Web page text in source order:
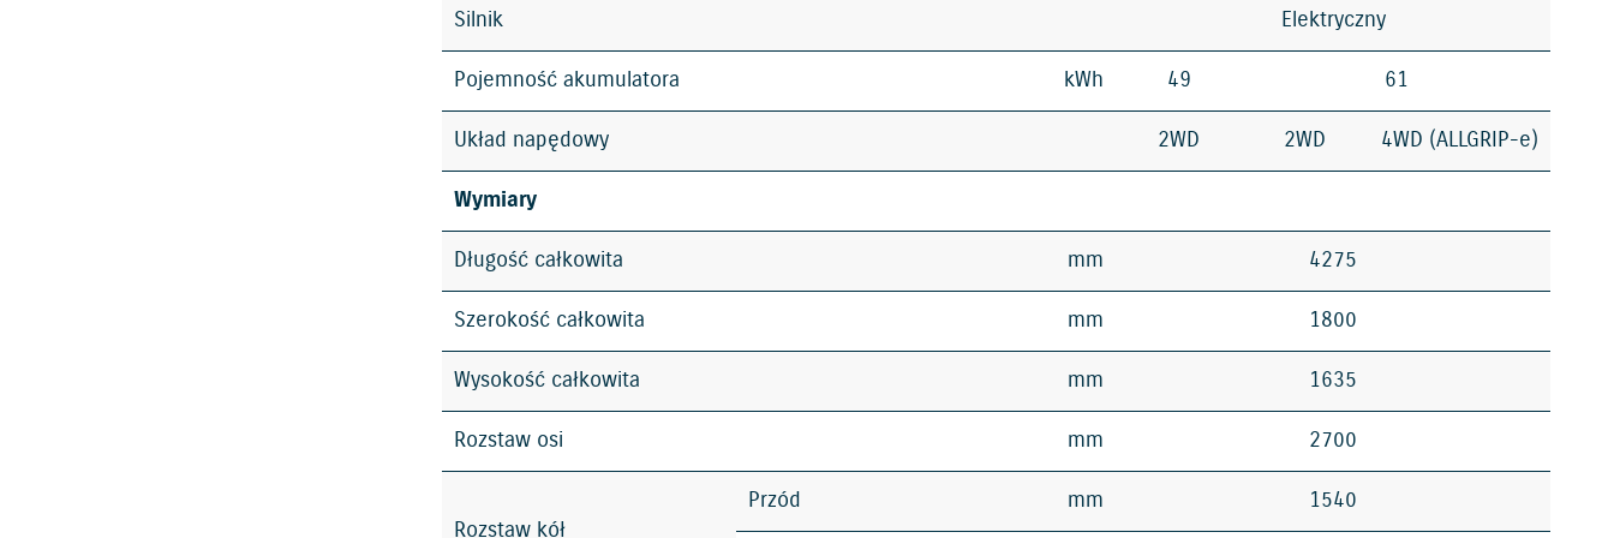
Silnik Elektryczny
Pojemność akumulatora kWh 49 61
Układ napędowy 2WD 2WD 4WD (ALLGRIP-e)
Wymiary
Długość całkowita mm 4275
Szerokość całkowita mm 1800
Wysokość całkowita mm 1635
Rozstaw osi mm 2700
Rozstaw kół
Przód mm 1540